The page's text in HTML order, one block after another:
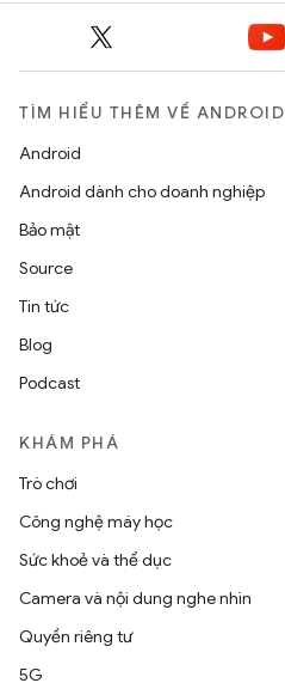
TÌM HIỂU THÊM VỀ ANDROID
Android
Android dành cho doanh nghiệp
Bảo mật
Source
Tin tức
Blog
Podcast
KHÁM PHÁ
Trò chơi
Công nghệ máy học
Sức khoẻ và thể dục
Camera và nội dung nghe nhìn
Quyền riêng tư
5G